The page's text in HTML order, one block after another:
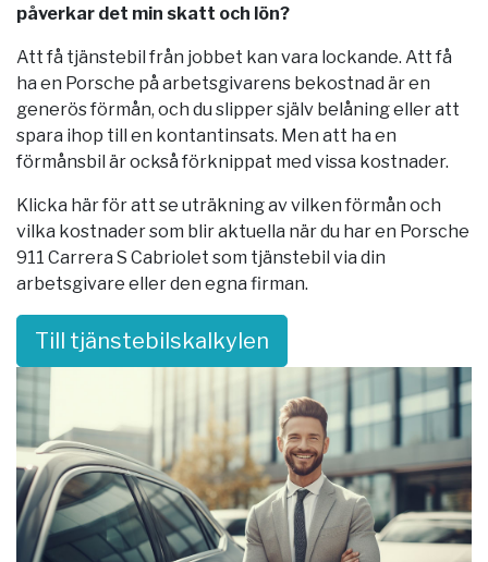
påverkar det min skatt och lön?
Att få tjänstebil från jobbet kan vara lockande. Att få
ha en Porsche på arbetsgivarens bekostnad är en
generös förmån, och du slipper själv belåning eller att
spara ihop till en kontantinsats. Men att ha en
förmånsbil är också förknippat med vissa kostnader.
Klicka här för att se uträkning av vilken förmån och
vilka kostnader som blir aktuella när du har en Porsche
911 Carrera S Cabriolet som tjänstebil via din
arbetsgivare eller den egna firman.
Till tjänstebilskalkylen